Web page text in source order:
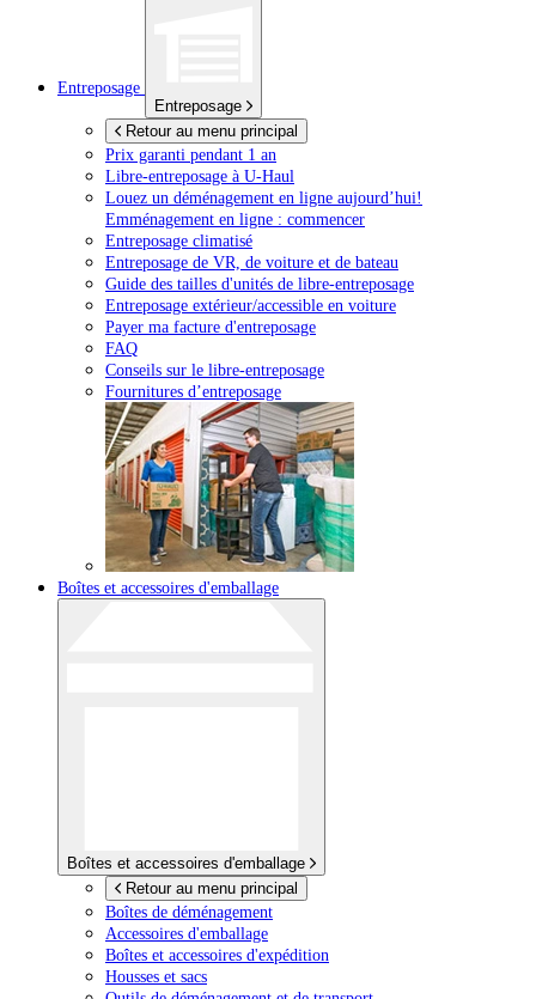
Entreposage
Entreposage
Retour au menu principal
Prix garanti pendant 1 an
Libre-entreposage à U-Haul
Louez un déménagement en ligne aujourd’hui!
Emménagement en ligne : commencer
Entreposage climatisé
Entreposage de VR, de voiture et de bateau
Guide des tailles d'unités de libre-entreposage
Entreposage extérieur/accessible en voiture
Payer ma facture d'entreposage
FAQ
Conseils sur le libre-entreposage
Fournitures d’entreposage
Boîtes et accessoires d'emballage
Boîtes et accessoires d'emballage
Retour au menu principal
Boîtes de déménagement
Accessoires d'emballage
Boîtes et accessoires d'expédition
Housses et sacs